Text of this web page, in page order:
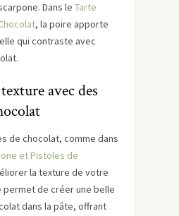
Dans le Tarte
, la poire apporte
qui contraste avec
avec des
de chocolat, comme dans
et Pistoles de
la texture de votre
permet de créer une belle
dans la pâte, offrant